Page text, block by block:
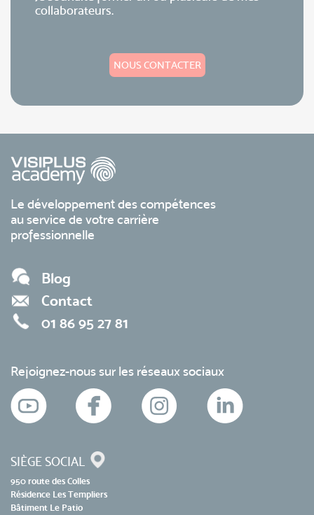
collaborateurs.
NOUS CONTACTER
Le développement des compétences
au service de votre carrière
professionnelle
Blog
Contact
01 86 95 27 81
Rejoignez-nous sur les réseaux sociaux
SIÈGE SOCIAL
950 route des Colles
Résidence Les Templiers
Bâtiment Le Patio